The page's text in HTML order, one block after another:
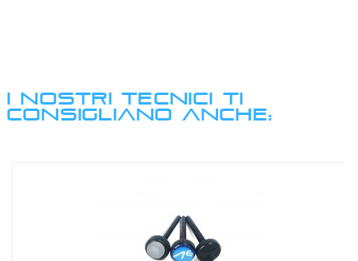
I NOSTRI TECNICI TI
CONSIGLIANO ANCHE: